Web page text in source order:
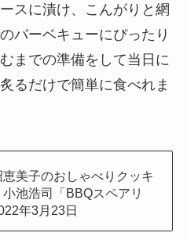
スに漬け、こんがりと網
バーベキューにぴったり
までの準備をして当日に
るだけで簡単に食べれま
恵美子のおしゃべりクッキ
小池浩司「BBQスペアリ
年3月23日